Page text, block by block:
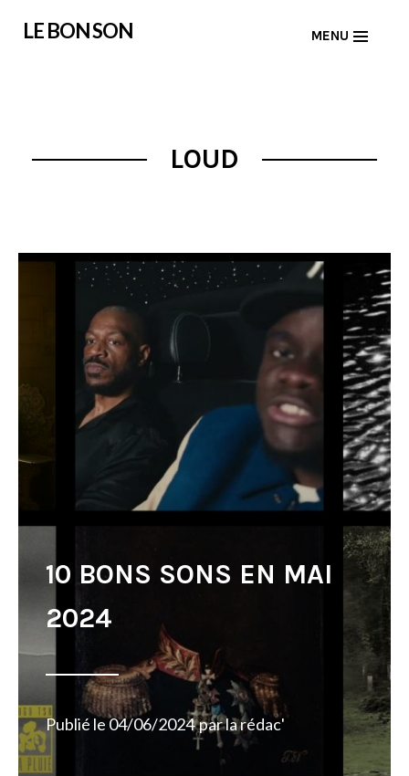
LE BON SON MENU
LOUD
10 BONS SONS EN MAI
2024
Publié le04/06/2024 parla rédac'